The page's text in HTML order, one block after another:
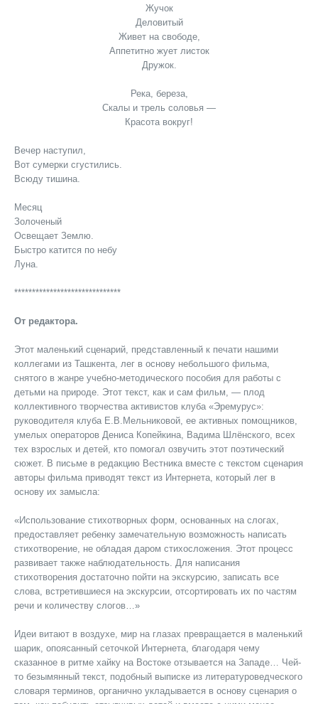
Жучок
Деловитый
Живет на свободе,
Аппетитно жует листок
Дружок.
Река, береза,
Скалы и трель соловья —
Красота вокруг!
Вечер наступил,
Вот сумерки сгустились.
Всюду тишина.
Месяц
Золоченый
Освещает Землю.
Быстро катится по небу
Луна.
******************************
От редактора.
Этот маленький сценарий, представленный к печати нашими
коллегами из Ташкента, лег в основу небольшого фильма,
снятого в жанре учебно-методического пособия для работы с
детьми на природе. Этот текст, как и сам фильм, — плод
коллективного творчества активистов клуба «Эремурус»:
руководителя клуба Е.В.Мельниковой, ее активных помощников,
умелых операторов Дениса Копейкина, Вадима Шлёнского, всех
тех взрослых и детей, кто помогал озвучить этот поэтический
сюжет. В письме в редакцию Вестника вместе с текстом сценария
авторы фильма приводят текст из Интернета, который лег в
основу их замысла:
«Использование стихотворных форм, основанных на слогах,
предоставляет ребенку замечательную возможность написать
стихотворение, не обладая даром стихосложения. Этот процесс
развивает также наблюдательность. Для написания
стихотворения достаточно пойти на экскурсию, записать все
слова, встретившиеся на экскурсии, отсортировать их по частям
речи и количеству слогов…»
Идеи витают в воздухе, мир на глазах превращается в маленький
шарик, опоясанный сеточкой Интернета, благодаря чему
сказанное в ритме хайку на Востоке отзывается на Западе… Чей-
то безымянный текст, подобный выписке из литературоведческого
словаря терминов, органично укладывается в основу сценария о